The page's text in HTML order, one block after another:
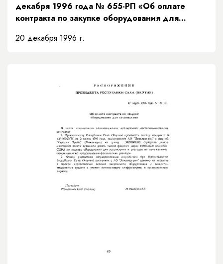
декабря 1996 года № 655-РП «Об оплате
контракта по закупке оборудования для
20 декабря 1996 г.